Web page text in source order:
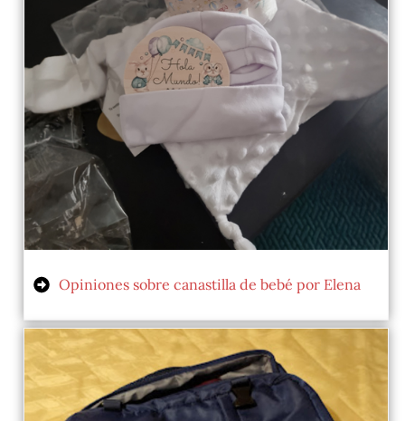
Opiniones sobre canastilla de bebé por Elena